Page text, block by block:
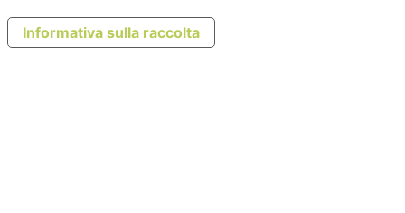
Informativa sulla raccolta